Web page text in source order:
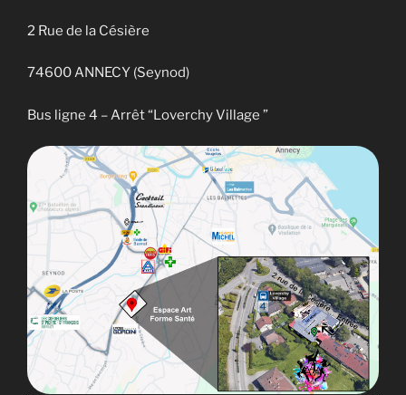
2 Rue de la Césière
74600 ANNECY (Seynod)
Bus ligne 4 – Arrêt “Loverchy Village ”